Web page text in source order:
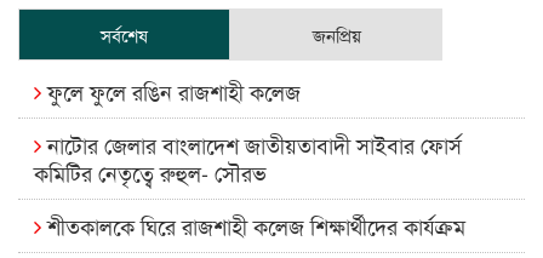
সর্বশেষ জনপ্রিয়
ফুলে ফুলে রঙিন রাজশাহী কলেজ
নাটোর জেলার বাংলাদেশ জাতীয়তাবাদী সাইবার ফোর্স
কমিটির নেতৃত্বে রুহুল- সৌরভ
শীতকালকে ঘিরে রাজশাহী কলেজ শিক্ষার্থীদের কার্যক্রম